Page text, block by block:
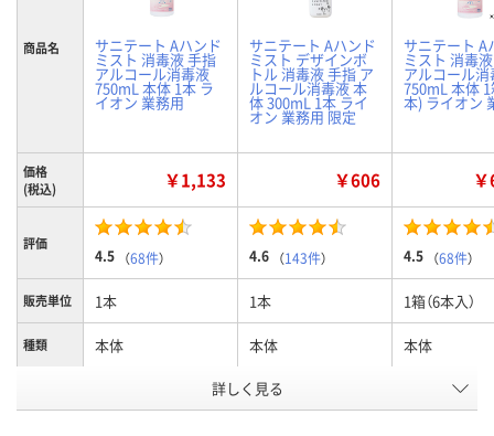
商品名 サニテート Aハンド
ミスト 消毒液 手指
アルコール消毒液
750mL 本体 1本 ラ
イオン 業務用
サニテート Aハンド
ミスト デザインボ
トル 消毒液 手指 ア
ルコール消毒液 本
体 300mL 1本 ライ
オン 業務用 限定
サニテート A
ミスト 消毒
アルコール消
750mL 本体
本) ライオン
価格
(税込)
￥1,133 ￥606
評価
4.5 （68件） 4.6 （143件） 4.5 （68件）
販売単位 1本 1本 1箱（6本入）
種類 本体 本体 本体
5155615
詳しく見る